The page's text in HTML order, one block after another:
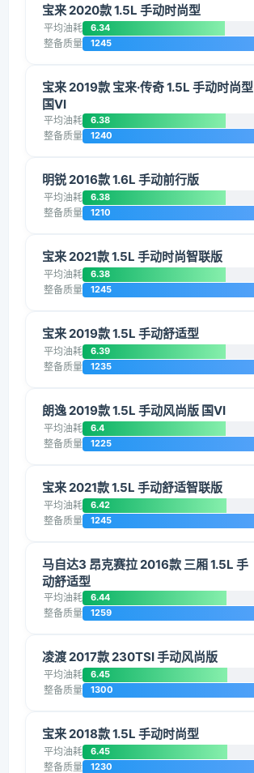
宝来 2020款 1.5L 手动时尚型
平均油耗 6.34
整备质量 1245
宝来 2019款 宝来·传奇 1.5L 手动时尚型
国VI
平均油耗 6.38
整备质量 1240
明锐 2016款 1.6L 手动前行版
平均油耗 6.38
整备质量 1210
宝来 2021款 1.5L 手动时尚智联版
平均油耗 6.38
整备质量 1245
宝来 2019款 1.5L 手动舒适型
平均油耗 6.39
整备质量 1235
朗逸 2019款 1.5L 手动风尚版 国VI
平均油耗 6.4
整备质量 1225
宝来 2021款 1.5L 手动舒适智联版
平均油耗 6.42
整备质量 1245
马自达3 昂克赛拉 2016款 三厢 1.5L 手
动舒适型
平均油耗 6.44
整备质量 1259
凌渡 2017款 230TSI 手动风尚版
平均油耗 6.45
整备质量 1300
宝来 2018款 1.5L 手动时尚型
平均油耗 6.45
整备质量 1230